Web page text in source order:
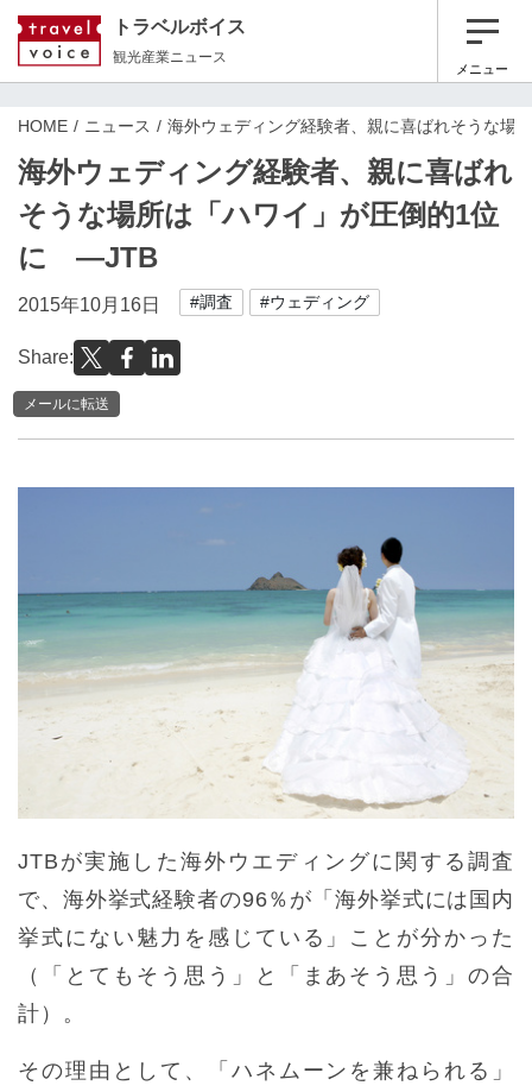
トラベルボイス
観光産業ニュース
メニュー
HOME ニュース 海外ウェディング経験者、親に喜ばれそうな
海外ウェディング経験者、親に喜ばれ
そうな場所は「ハワイ」が圧倒的1位
に ―JTB
2015年10月16日 #調査 #ウェディング
Share:
メールに転送
JTBが実施した海外ウエディングに関する調査
で、海外挙式経験者の96％が「海外挙式には国内
挙式にない魅力を感じている」ことが分かった
（「とてもそう思う」と「まあそう思う」の合
計）。
その理由として、「ハネムーンを兼ねられる」